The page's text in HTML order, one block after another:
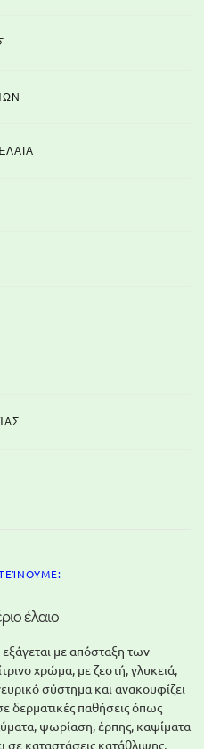
έλαιο
εξάγεται με απόσταξη των
χρώμα, με ζεστή, γλυκειά,
σύστημα και ανακουφίζει
δερματικές παθήσεις όπως
ψωρίαση, έρπης, καψίματα
σε καταστάσεις κατάθλιψης,